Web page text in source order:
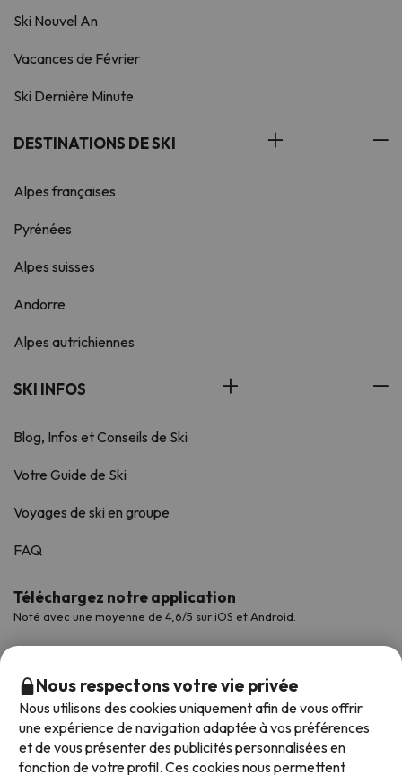
Ski Nouvel An
Vacances de Février
Ski Dernière Minute
DESTINATIONS DE SKI
Alpes françaises
Pyrénées
Alpes suisses
Andorre
Alpes autrichiennes
SKI INFOS
Blog, Infos et Conseils de Ski
Votre Guide de Ski
Voyages de ski en groupe
FAQ
Téléchargez notre application
Noté avec une moyenne de 4,6/5 sur iOS et Android.
Nous respectons votre vie privée
Nous utilisons des cookies uniquement afin de vous offrir
une expérience de navigation adaptée à vos préférences
et de vous présenter des publicités personnalisées en
fonction de votre profil. Ces cookies nous permettent